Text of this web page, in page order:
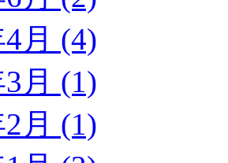
月 (4)
月 (1)
月 (1)